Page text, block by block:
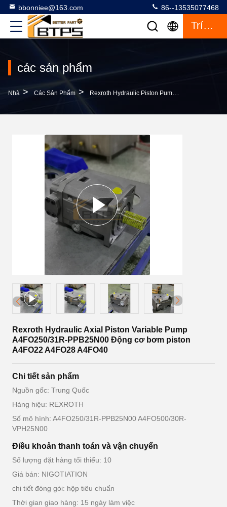
bbonniee@163.com 86--13535077468
Trích Dẫn
các sản phẩm
Nhà > Các Sản Phẩm > Rexroth Hydraulic Piston Pump
Rexroth Hydraulic Axial Piston Variable Pump
A4FO250/31R-PPB25N00 Động cơ bơm piston
A4FO22 A4FO28 A4FO40
Chi tiết sản phẩm
Nguồn gốc: Trung Quốc
Hàng hiệu: REXROTH
Số mô hình: A4FO250/31R-PPB25N00 A4FO500/30R-
VPH25N00
Điều khoản thanh toán và vận chuyển
Số lượng đặt hàng tối thiểu: 10
Giá bán: NIGOTIATION
chi tiết đóng gói: hộp tiêu chuẩn
Thời gian giao hàng: 15 ngày làm việc